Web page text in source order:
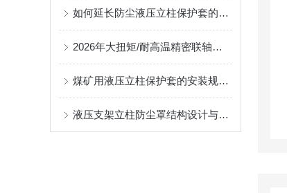
如何延长防尘液压立柱保护套的使用寿命？
2026年大扭矩/耐高温精密联轴器定制找哪家？能实现精准定制的优质厂家盘点
煤矿用液压立柱保护套的安装规范与使用寿命提升方案
液压支架立柱防尘罩结构设计与密封防护原理